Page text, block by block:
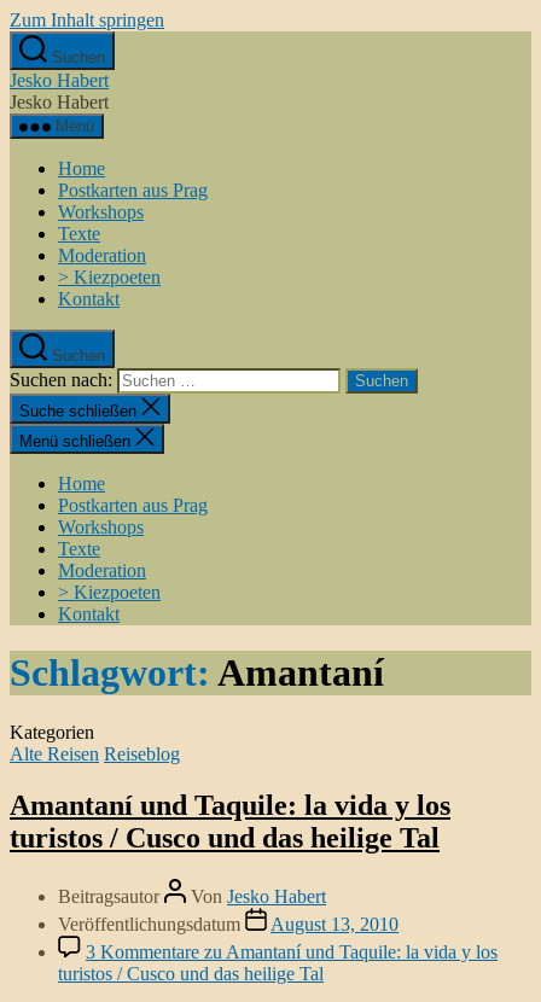
Zum Inhalt springen
Suchen
Jesko Habert
Jesko Habert
Menü
Home
Postkarten aus Prag
Workshops
Texte
Moderation
> Kiezpoeten
Kontakt
Suchen
Suchen nach:
Suche schließen
Menü schließen
Home
Postkarten aus Prag
Workshops
Texte
Moderation
> Kiezpoeten
Kontakt
Schlagwort: Amantaní
Kategorien
Alte Reisen Reiseblog
Amantaní und Taquile: la vida y los
turistos / Cusco und das heilige Tal
Beitragsautor Von Jesko Habert
Veröffentlichungsdatum
August 13, 2010
3 Kommentare zu Amantaní und Taquile: la vida y los
turistos / Cusco und das heilige Tal